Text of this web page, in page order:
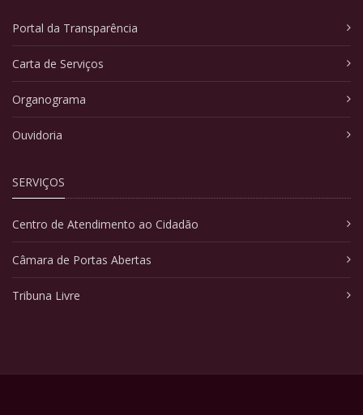
Portal da Transparência
Carta de Serviços
Organograma
Ouvidoria
SERVIÇOS
Centro de Atendimento ao Cidadão
Câmara de Portas Abertas
Tribuna Livre